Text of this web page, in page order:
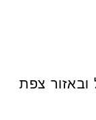
ובאזור צפת